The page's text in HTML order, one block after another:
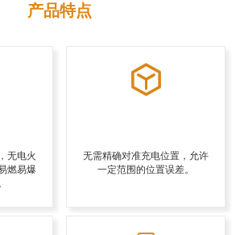
产品特点
无电火
燃易爆
无需精确对准充电位置，允许
一定范围的位置误差。